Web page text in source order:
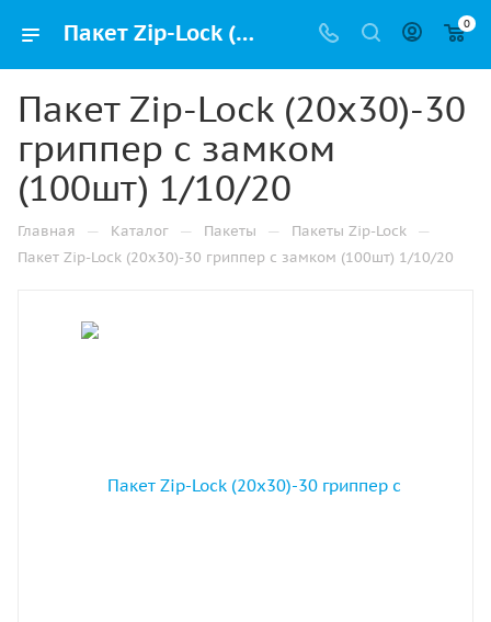
Пакет Zip-Lock (20х30)-30 гриппер с замком (100шт) 1/10/20 купить в Альметьевске с доставкой оптом и в розницу 0
Пакет Zip-Lock (20х30)-30
гриппер с замком
(100шт) 1/10/20
Главная — Каталог — Пакеты — Пакеты Zip-Lock —
Пакет Zip-Lock (20х30)-30 гриппер с замком (100шт) 1/10/20